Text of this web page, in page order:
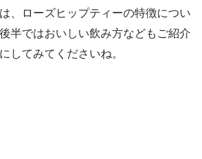
、ローズヒップティーの特徴につい
半ではおいしい飲み方などもご紹介
してみてくださいね。